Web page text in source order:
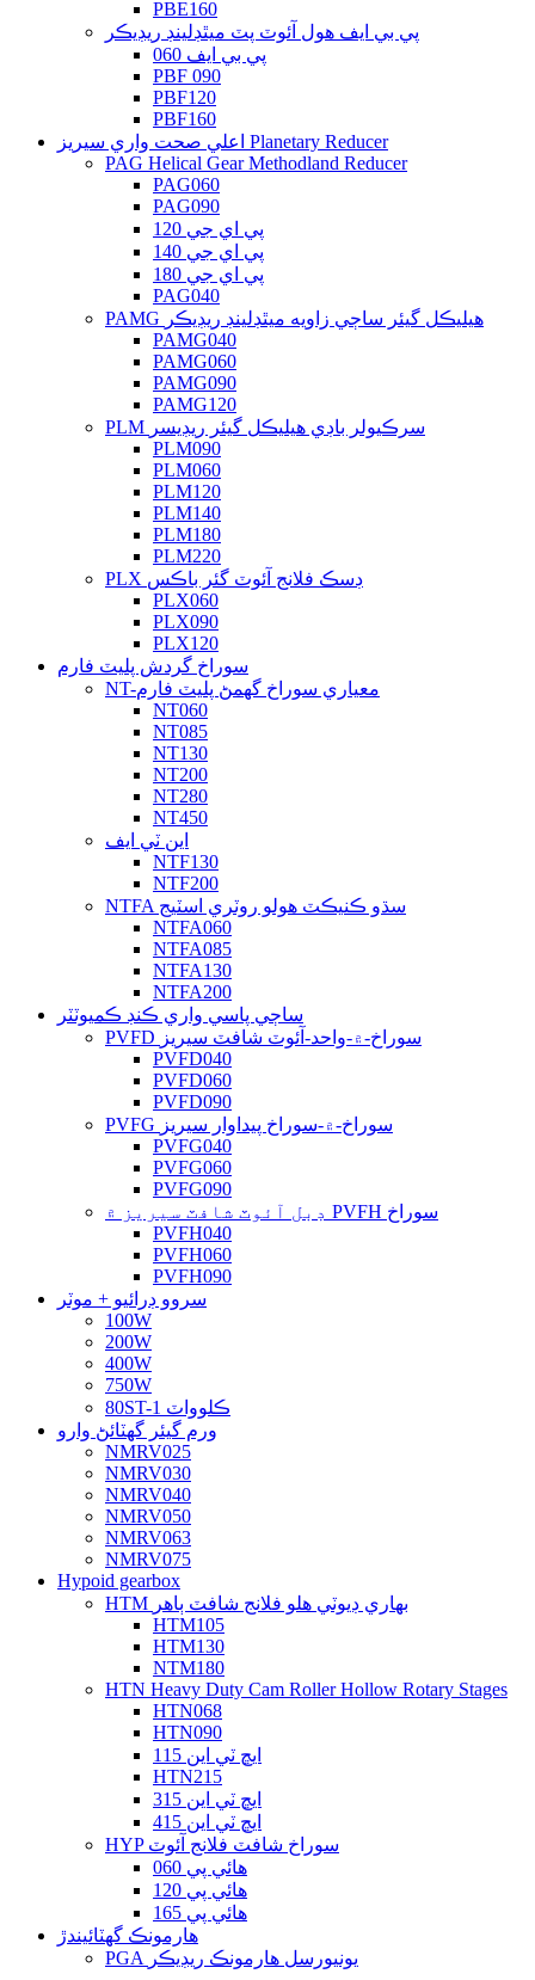
PBE160
پي بي ايف هول آئوٽ پٽ ميٿڊلينڊ ريڊيڪر
پي بي ايف 060
PBF 090
PBF120
PBF160
اعلي صحت واري سيريز Planetary Reducer
PAG Helical Gear Methodland Reducer
PAG060
PAG090
پي اي جي 120
پي اي جي 140
پي اي جي 180
PAG040
PAMG هيليڪل گيئر ساڄي زاويه ميٿڊلينڊ ريڊيڪر
PAMG040
PAMG060
PAMG090
PAMG120
PLM سرڪيولر باڊي هيليڪل گيئر ريڊيسر
PLM090
PLM060
PLM120
PLM140
PLM180
PLM220
PLX ڊسڪ فلانج آئوٽ گئر باڪس
PLX060
PLX090
PLX120
سوراخ گردش پليٽ فارم
NT-معياري سوراخ گھمڻ پليٽ فارم
NT060
NT085
NT130
NT200
NT280
NT450
اين ٽي ايف
NTF130
NTF200
NTFA سڌو ڪنيڪٽ هولو روٽري اسٽيج
NTFA060
NTFA085
NTFA130
NTFA200
ساڄي پاسي واري ڪنڊ ڪميوٽٽر
PVFD سوراخ-۾-واحد-آئوٽ شافٽ سيريز
PVFD040
PVFD060
PVFD090
PVFG سوراخ-۾-سوراخ پيداوار سيريز
PVFG040
PVFG060
PVFG090
ڊبل آئوٽ شافٽ سيريز ۾ PVFH سوراخ
PVFH040
PVFH060
PVFH090
سروو ڊرائيو + موٽر
100W
200W
400W
750W
80ST-1 ڪلوواٽ
ورم گيئر گهٽائڻ وارو
NMRV025
NMRV030
NMRV040
NMRV050
NMRV063
NMRV075
Hypoid gearbox
HTM بھاري ڊيوٽي ھلو فلانج شافٽ ٻاھر
HTM105
HTM130
NTM180
HTN Heavy Duty Cam Roller Hollow Rotary Stages
HTN068
HTN090
ايڇ ٽي اين 115
HTN215
ايڇ ٽي اين 315
ايڇ ٽي اين 415
HYP سوراخ شافٽ فلانج آئوٽ
هائي پي 060
هائي پي 120
هائي پي 165
هارمونڪ گھٽائيندڙ
PGA يونيورسل هارمونڪ ريڊيڪر